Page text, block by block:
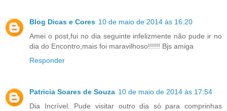
Blog Dicas e Cores 10 de maio de 2014 às 16:20
Amei o post,fui no dia seguinte infelizmente não pude ir no
dia do Encontro,mais foi maravilhoso!!!!!! Bjs amiga
Responder
Patricia Soares de Souza 10 de maio de 2014 às 17:54
Dia Incrível. Pude visitar outro dia só para comprinhas